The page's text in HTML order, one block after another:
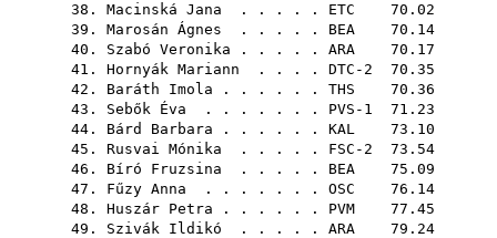
38. Macinská Jana . . . . . ETC 70.02
39. Marosán Ágnes . . . . . BEA 70.14
40. Szabó Veronika . . . . . ARA 70.17
41. Hornyák Mariann . . . . DTC-2 70.35
42. Baráth Imola . . . . . . THS 70.36
43. Sebők Éva . . . . . . . PVS-1 71.23
44. Bárd Barbara . . . . . . KAL 73.10
45. Rusvai Mónika . . . . . FSC-2 73.54
46. Bíró Fruzsina . . . . . BEA 75.09
47. Fűzy Anna . . . . . . . OSC 76.14
48. Huszár Petra . . . . . . PVM 77.45
49. Szivák Ildikó . . . . . ARA 79.24